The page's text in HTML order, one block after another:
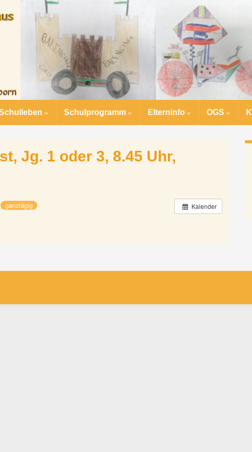
Schulprogramm Elterninfo OGS
Jg. 1 oder 3, 8.45 Uhr,
Kalender
ganztägig